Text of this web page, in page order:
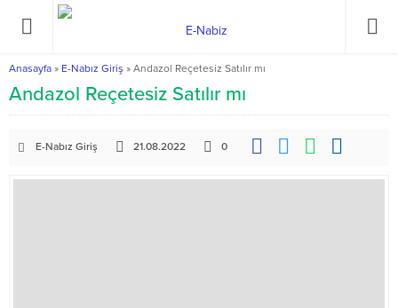
Anasayfa » E-Nabız Giriş » Andazol Reçetesiz Satılır mı
Andazol Reçetesiz Satılır mı
E-Nabız Giriş 21.08.2022 0